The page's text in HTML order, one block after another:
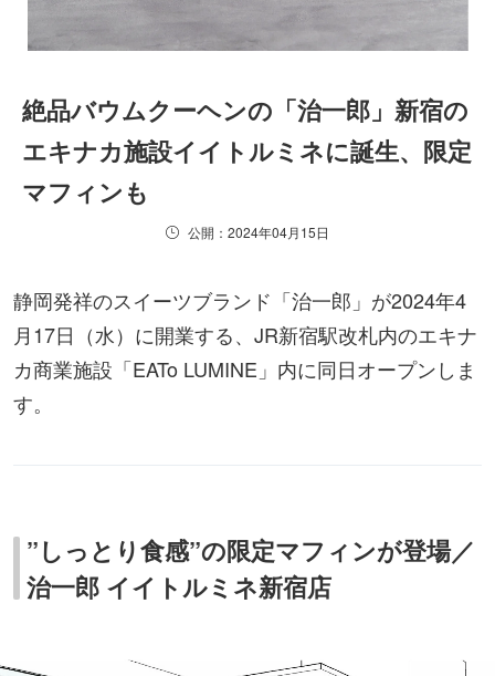
絶品バウムクーヘンの「治一郎」新宿の
エキナカ施設イイトルミネに誕生、限定
マフィンも
公開：2024年04月15日
静岡発祥のスイーツブランド「治一郎」が2024年4
月17日（水）に開業する、JR新宿駅改札内のエキナ
カ商業施設「EATo LUMINE」内に同日オープンしま
す。
”しっとり食感”の限定マフィンが登場／
治一郎 イイトルミネ新宿店